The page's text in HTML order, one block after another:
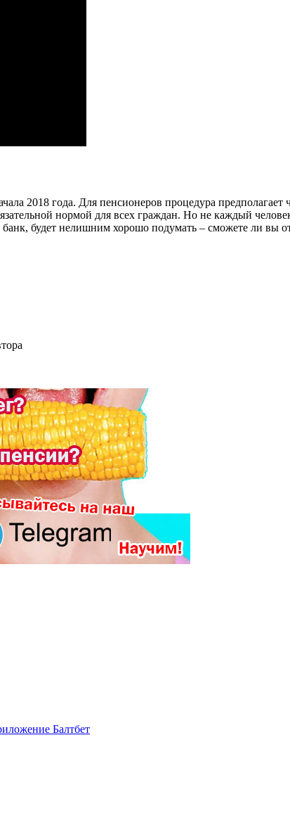
2018 года. Для пенсионеров процедура
нормой для всех граждан. Но не каждый
будет нелишним хорошо подумать – сможете ли вы
Балтбет